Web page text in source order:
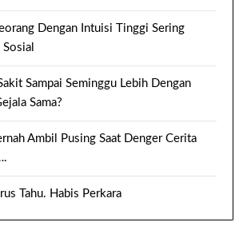
Dengan Intuisi Tinggi Sering
Sampai Seminggu Lebih Dengan
Sama?
Ambil Pusing Saat Denger Cerita
Tahu. Habis Perkara